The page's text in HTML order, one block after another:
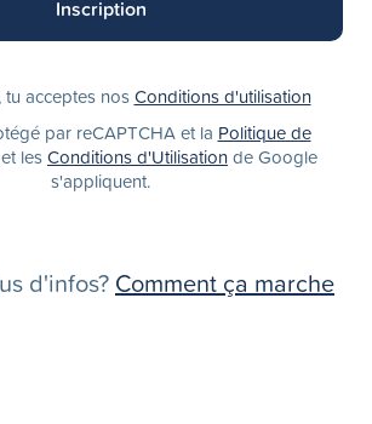
tu acceptes nosConditions d'utilisation
par reCAPTCHA et la Politique de
et lesConditions d'Utilisationde Google
s'appliquent.
d'infos? Comment ça marche